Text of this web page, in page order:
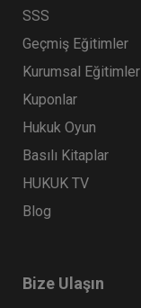
SSS
Geçmiş Eğitimler
Kurumsal Eğitimler
Kuponlar
Hukuk Oyun
Basılı Kitaplar
HUKUK TV
Blog
Bize Ulaşın